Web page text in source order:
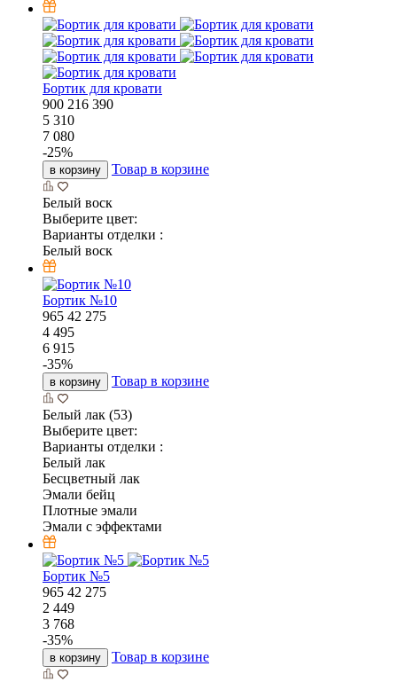
Бортик для кровати
900 216 390
5 310
7 080
-25%
в корзину Товар в корзине
Белый воск
Выберите цвет:
Варианты отделки :
Белый воск
Бортик №10
965 42 275
4 495
6 915
-35%
в корзину Товар в корзине
Белый лак (53)
Выберите цвет:
Варианты отделки :
Белый лак
Бесцветный лак
Эмали бейц
Плотные эмали
Эмали с эффектами
Бортик №5
965 42 275
2 449
3 768
-35%
в корзину Товар в корзине